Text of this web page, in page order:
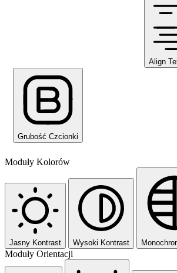
Align
Grubość Czcionki
Moduły Kolorów
Jasny Kontrast Wysoki Kontrast
Moduły Orientacji